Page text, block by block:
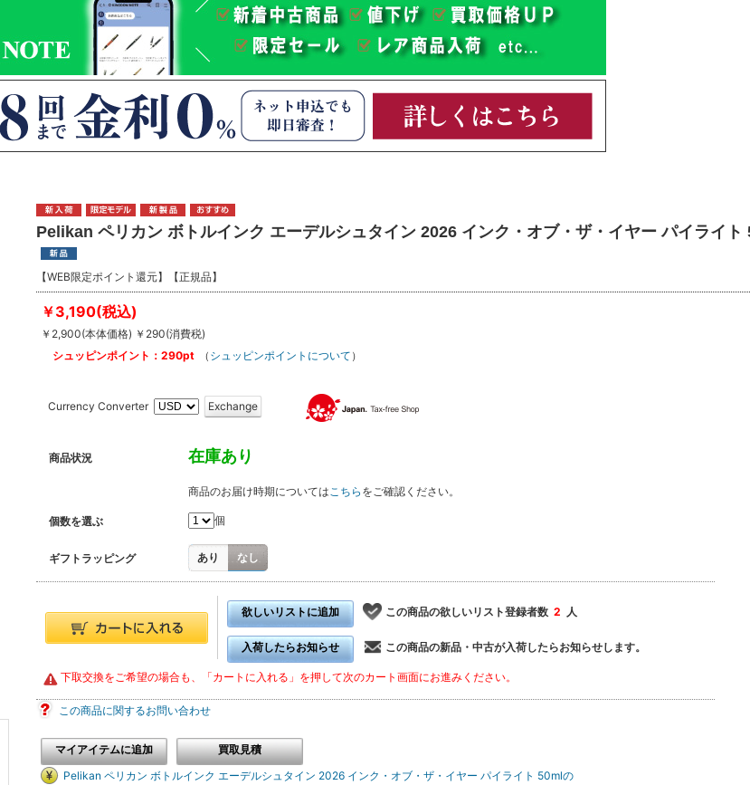
Pelikan ペリカン ボトルインク エーデルシュタイン 2026 インク・オブ・ザ・イヤー パイライト
【WEB限定ポイント還元】【正規品】
￥3,190(税込)
￥2,900(本体価格) ￥290(消費税)
シュッピンポイント：290pt
（ シュッピンポイントについて ）
Currency Converter Exchange
商品状況 在庫あり
商品のお届け時期についてはこちら をご確認ください。
個数を選ぶ 個
ギフトラッピング あり なし
欲しいリストに追加 この商品の欲しいリスト登録者数 2 人
入荷したらお知らせ この商品の新品・中古が入荷したらお知らせします。
下取交換をご希望の場合も、「カートに入れる」を押して次のカート画面にお進みください。
この商品に関するお問い合わせ
マイアイテムに追加
買取見積
Pelikan ペリカン ボトルインク エーデルシュタイン 2026 インク・オブ・ザ・イヤー パイライト 50mlの